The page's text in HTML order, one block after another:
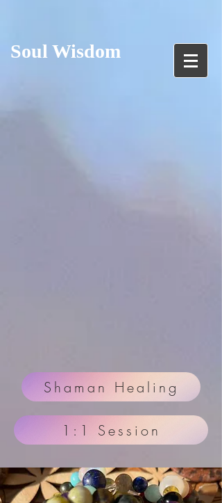
Soul Wisdom
Shaman Healing
1:1 Session